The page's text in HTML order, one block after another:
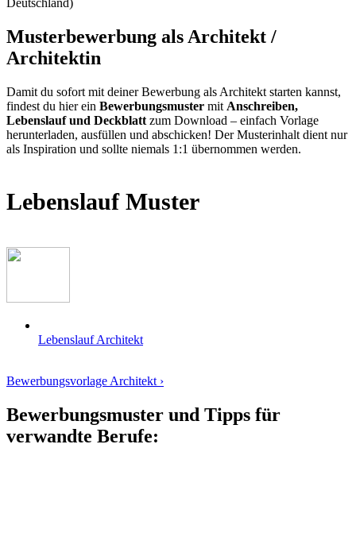
Deutschland)
Musterbewerbung als Architekt /
Architektin
Damit du sofort mit deiner Bewerbung als Architekt starten kannst,
findest du hier ein Bewerbungsmuster mit Anschreiben,
Lebenslauf und Deckblatt zum Download – einfach Vorlage
herunterladen, ausfüllen und abschicken! Der Musterinhalt dient nur
als Inspiration und sollte niemals 1:1 übernommen werden.
Lebenslauf Muster
Lebenslauf Architekt
Bewerbungsvorlage Architekt ›
Bewerbungsmuster und Tipps für
verwandte Berufe: